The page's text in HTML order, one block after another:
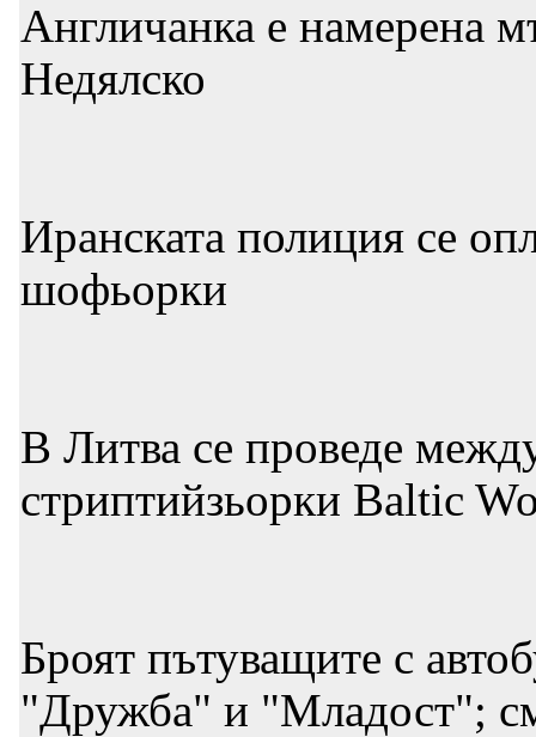
Англичанка е намерена
Недялско
Иранската полиция се
шофьорки
В Литва се проведе
стриптийзьорки Baltic
Броят пътуващите с
"Дружба" и "Младост";